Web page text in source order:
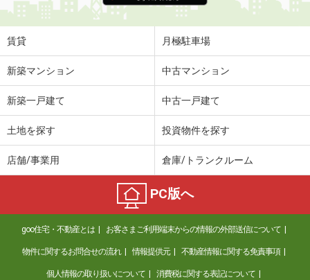
住 所
山梨県甲府市大里町
専有面積
山梨県甲府市小瀬町
山梨県中央市浅利
7.30万円
住 所
山梨県中央市浅利
専有面積 70.41m²
間取り
3LDK
山梨県甲府市国玉町
賃貸 月極駐車場
新築マンション 中古マンション
新築一戸建て 中古一戸建て
土地を探す 投資物件を探す
店舗/事業用 倉庫/トランクルーム
PC版へ
goo住宅・不動産とは お客さまご利用端末からの情報の外部送信について
物件に関するお問合せの流れ 情報提供元 不動産情報に関する免責事項
個人情報の取り扱いについて 消費税に関する表記について